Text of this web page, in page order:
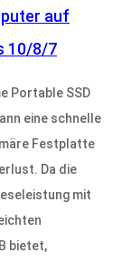
auf
10/8/7
Portable SSD
eine schnelle
Festplatte
Da die
mit
bietet,